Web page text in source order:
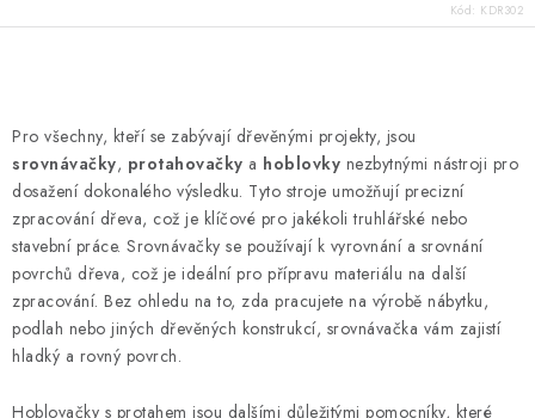
Kód: KDR302
v
l
á
d
a
c
í
p
v
Pro všechny, kteří se zabývají dřevěnými projekty, jsou
srovnávačky, protahovačky a hoblovky nezbytnými nástroji pro
dosažení dokonalého výsledku. Tyto stroje umožňují precizní
zpracování dřeva, což je klíčové pro jakékoli truhlářské nebo
stavební práce. Srovnávačky se používají k vyrovnání a srovnání
povrchů dřeva, což je ideální pro přípravu materiálu na další
zpracování. Bez ohledu na to, zda pracujete na výrobě nábytku,
podlah nebo jiných dřevěných konstrukcí, srovnávačka vám zajistí
hladký a rovný povrch.
Hoblovačky s protahem jsou dalšími důležitými pomocníky, které